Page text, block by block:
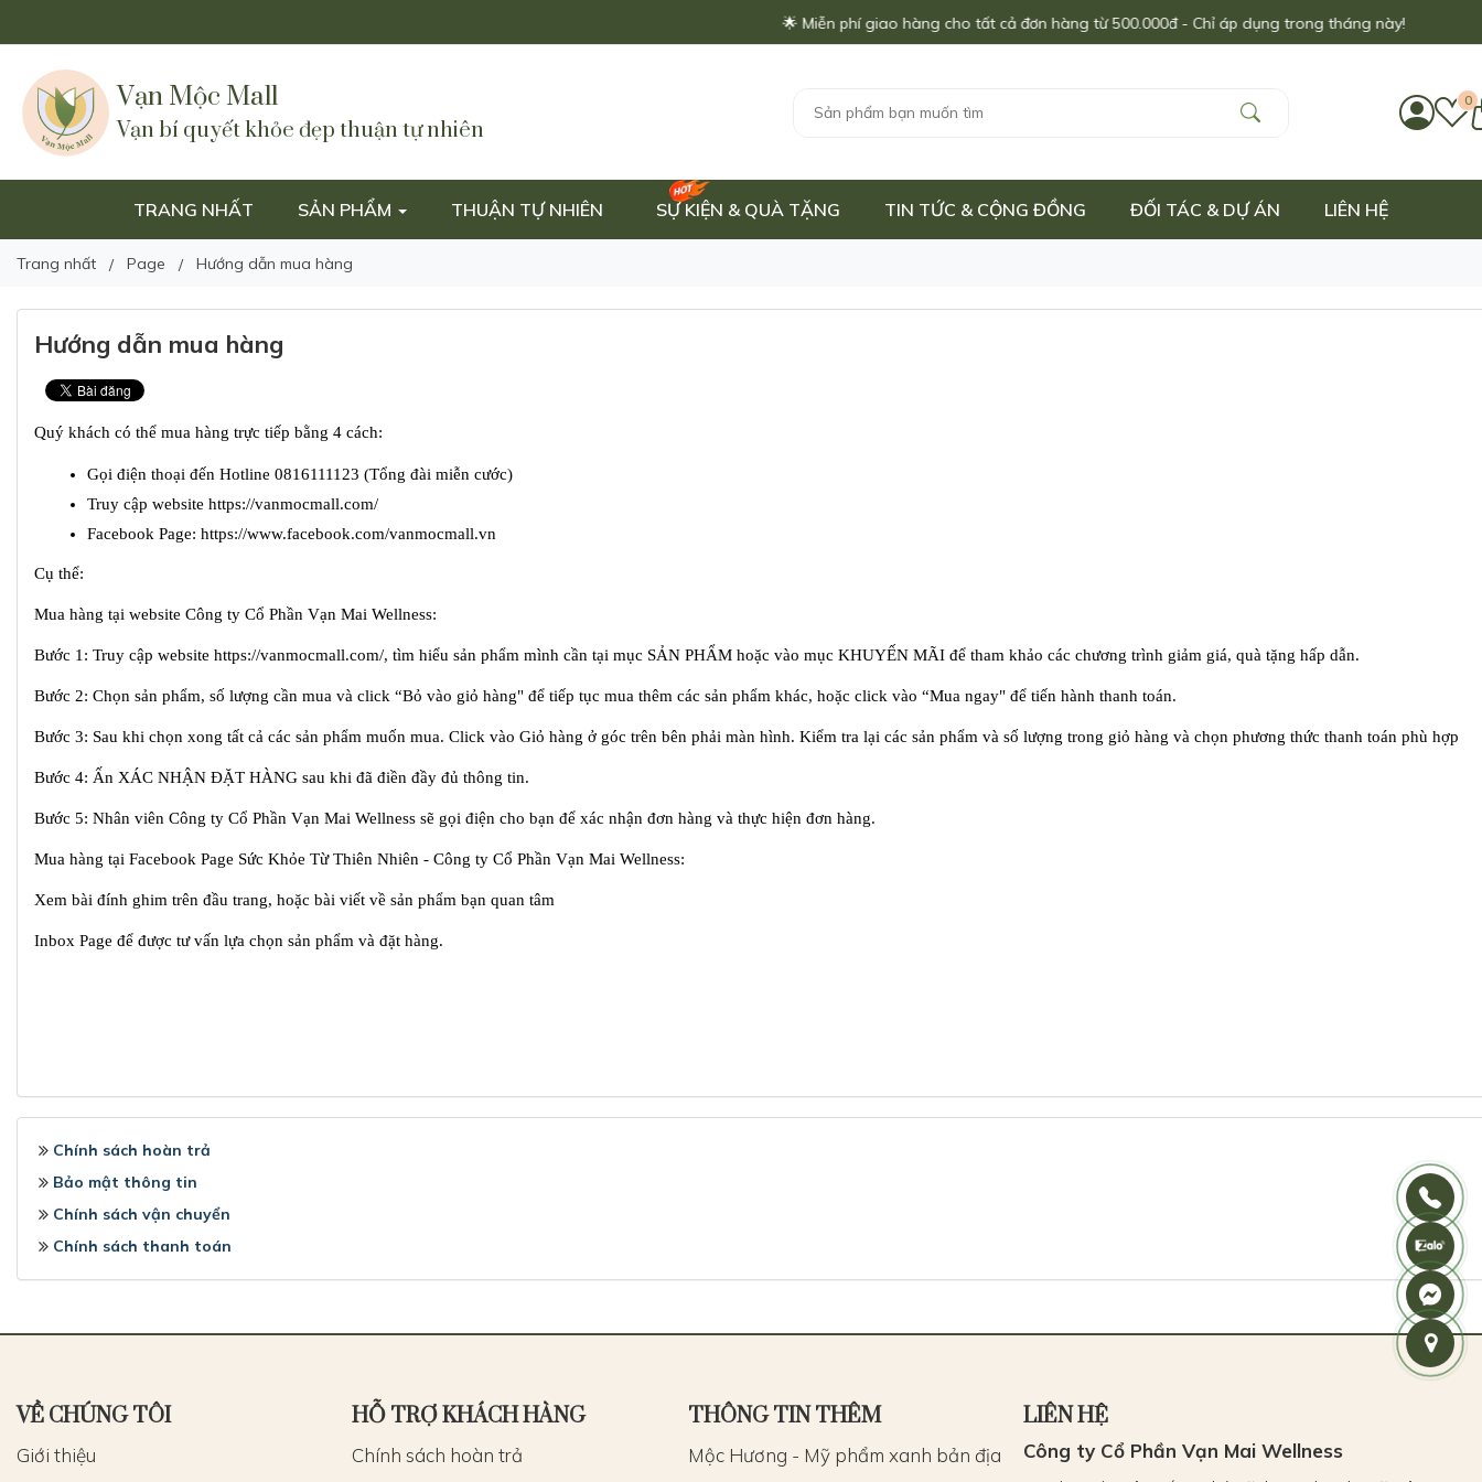
🌟 Miễn phí giao hàng cho tất cả đơn hàng từ 500.000đ - Chỉ áp dụng trong tháng này!
Vạn Mộc Mall
Vạn bí quyết khỏe đẹp thuận tự nhiên
0
TRANG NHẤT SẢN PHẨM THUẬN TỰ NHIÊN SỰ KIỆN & QUÀ TẶNG TIN TỨC & CỘNG ĐỒNG ĐỐI TÁC & DỰ ÁN LIÊN HỆ
Trang nhất Page Hướng dẫn mua hàng
Hướng dẫn mua hàng
Quý khách có thể mua hàng trực tiếp bằng 4 cách:
Gọi điện thoại đến Hotline 0816111123 (Tổng đài miễn cước)
Truy cập website https://vanmocmall.com/
Facebook Page: https://www.facebook.com/vanmocmall.vn
Cụ thể:
Mua hàng tại website Công ty Cổ Phần Vạn Mai Wellness:
Bước 1: Truy cập website https://vanmocmall.com/, tìm hiểu sản phẩm mình cần tại mục SẢN PHẨM hoặc vào mục KHUYẾN MÃI để tham khảo các chương trình giảm giá, quà tặng hấp dẫn.
Bước 2: Chọn sản phẩm, số lượng cần mua và click “Bỏ vào giỏ hàng" để tiếp tục mua thêm các sản phẩm khác, hoặc click vào “Mua ngay" để tiến hành thanh toán.
Bước 3: Sau khi chọn xong tất cả các sản phẩm muốn mua. Click vào Giỏ hàng ở góc trên bên phải màn hình. Kiểm tra lại các sản phẩm và số lượng trong giỏ hàng và chọn phương thức thanh toán phù hợp
Bước 4: Ấn XÁC NHẬN ĐẶT HÀNG sau khi đã điền đầy đủ thông tin.
Bước 5: Nhân viên Công ty Cổ Phần Vạn Mai Wellness sẽ gọi điện cho bạn để xác nhận đơn hàng và thực hiện đơn hàng.
Mua hàng tại Facebook Page Sức Khỏe Từ Thiên Nhiên - Công ty Cổ Phần Vạn Mai Wellness:
Xem bài đính ghim trên đầu trang, hoặc bài viết về sản phẩm bạn quan tâm
Inbox Page để được tư vấn lựa chọn sản phẩm và đặt hàng.
Chính sách hoàn trả
Bảo mật thông tin
Chính sách vận chuyển
Chính sách thanh toán
VỀ CHÚNG TÔI
Giới thiệu
HỖ TRỢ KHÁCH HÀNG
Chính sách hoàn trả
THÔNG TIN THÊM
Mộc Hương - Mỹ phẩm xanh bản địa
LIÊN HỆ
Công ty Cổ Phần Vạn Mai Wellness